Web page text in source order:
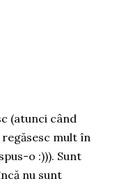
(atunci când
regăsesc mult în
o :))). Sunt
nu sunt